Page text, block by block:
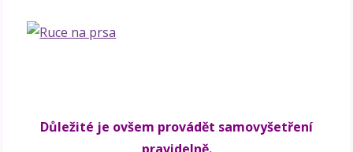
Důležité je ovšem provádět samovyšetření